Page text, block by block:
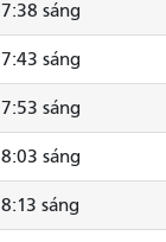
7:38 sáng
7:43 sáng
7:53 sáng
8:03 sáng
8:13 sáng